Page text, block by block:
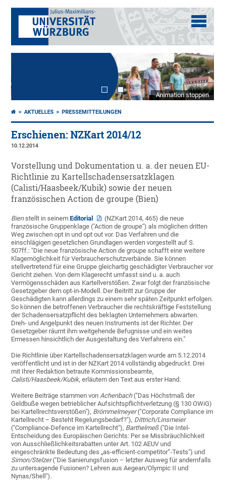
Animation stoppen
AKTUELLES PRESSEMITTEILUNGEN
Erschienen: NZKart 2014/12
10.12.2014
Vorstellung und Dokumentation u. a. der neuen EU-
Richtlinie zu Kartellschadensersatzklagen
(Calisti/Haasbeek/Kubik) sowie der neuen
französischen Action de groupe (Bien)
Bienstellt in seinemEditorial
(NZKart 2014, 465) die neue
französische Gruppenklage ("Action de groupe") als möglichen dritten
Weg zwischen opt in und opt out vor. Das Verfahren und die
einschlägigen gesetzlichen Grundlagen werden vorgestellt auf S.
507ff.: "Die neue französische Action de groupe schafft eine weitere
Klagemöglichkeit für Verbraucherschutzverbände. Sie können
stellvertretend für eine Gruppe gleichartig geschädigter Verbraucher vor
Gericht ziehen. Von dem Klagerecht umfasst sind u. a. auch
Vermögensschäden aus Kartellverstößen. Zwar folgt der französische
Gesetzgeber dem opt-in-Modell. Der Beitritt zur Gruppe der
Geschädigten kann allerdings zu einem sehr späten Zeitpunkt erfolgen.
So können die betroffenen Verbraucher die rechtskräftige Feststellung
der Schadensersatzpflicht des beklagten Unternehmers abwarten.
Dreh- und Angelpunkt des neuen Instruments ist der Richter. Der
Gesetzgeber räumt ihm weitgehende Befugnisse und ein weites
Ermessen hinsichtlich der Ausgestaltung des Verfahrens ein."
Die Richtlinie über Kartellschadensersatzklagen wurde am 5.12.2014
veröffentlicht und ist in der NZKart 2014 vollständig abgedruckt. Drei
mit Ihrer Redaktion betraute Kommissionsbeamte,
Calisti/Haasbeek/Kubik, erläutern den Text aus erster Hand.
Weitere Beiträge stammen vonAchenbach ("Das Höchstmaß der
Geldbuße wegen betrieblicher Aufsichtspflichtverletzung (§ 130 OWiG)
bei Kartellrechtsverstößen"), Brömmelmeyer("Corporate Compliance im
Kartellrecht – Besteht Regelungsbedarf?"), Dittrich/Linsmeier
("Compliance-Defence im Kartellrecht"), Barthelmeß ("Die Intel-
Entscheidung des Europäischen Gerichts: Per se Missbräuchlichkeit
von Ausschließlichkeitsrabatten unter Art. 102 AEUV und
eingeschränkte Bedeutung des „as-efficient-competitor“-Tests") und
Simon/Stelzer("Die Sanierungsfusion – letzter Ausweg für andernfalls
zu untersagende Fusionen? Lehren aus Aegean/Olympic II und
Nynas/Shell").